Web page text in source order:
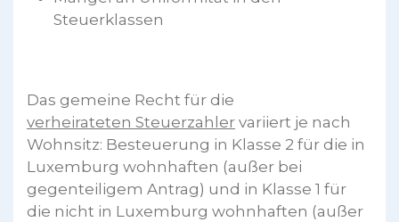
Steuerklassen
Das gemeine Recht für die
verheirateten Steuerzahler variiert je nach
Wohnsitz: Besteuerung in Klasse 2 für die in
Luxemburg wohnhaften (außer bei
gegenteiligem Antrag) und in Klasse 1 für
die nicht in Luxemburg wohnhaften (außer